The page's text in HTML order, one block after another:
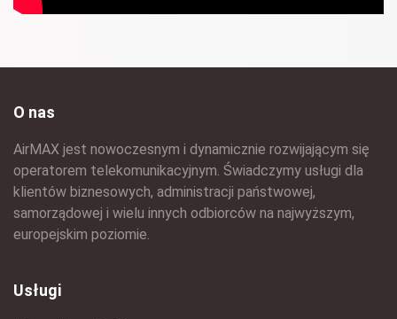
O nas
AirMAX jest nowoczesnym i dynamicznie rozwijającym się
operatorem telekomunikacyjnym. Świadczymy usługi dla
klientów biznesowych, administracji państwowej,
samorządowej i wielu innych odbiorców na najwyższym,
europejskim poziomie.
Usługi